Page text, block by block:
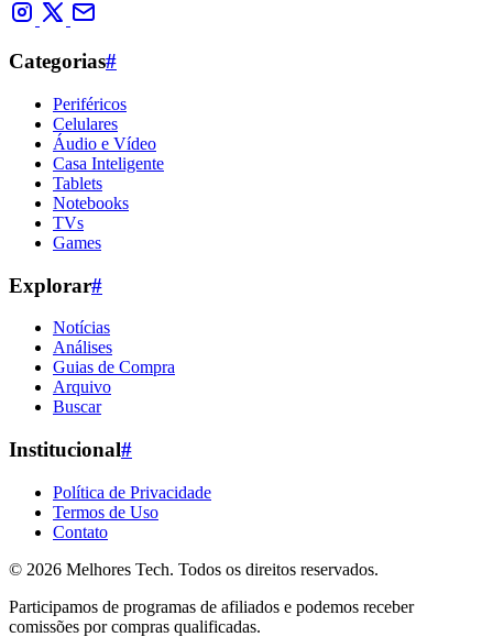
Categorias#
Periféricos
Celulares
Áudio e Vídeo
Casa Inteligente
Tablets
Notebooks
TVs
Games
Explorar#
Notícias
Análises
Guias de Compra
Arquivo
Buscar
Institucional#
Política de Privacidade
Termos de Uso
Contato
© 2026 Melhores Tech. Todos os direitos reservados.
Participamos de programas de afiliados e podemos receber
comissões por compras qualificadas.